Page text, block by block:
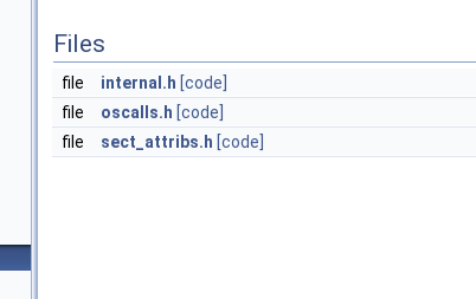
Files
file internal.h [code]
file
oscalls.h [code]
file
sect_attribs.h [code]